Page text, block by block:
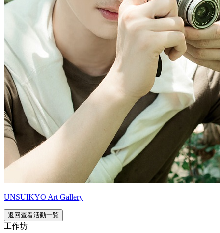
UNSUIKYO Art Gallery
返回查看活動一覧
工作坊